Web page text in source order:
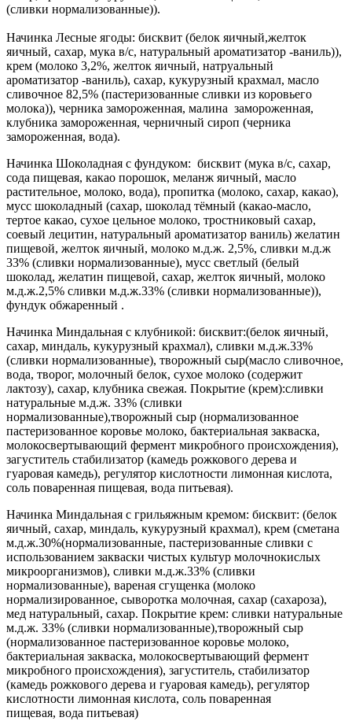
(сливки нормализованные)).
Начинка Лесные ягоды: бисквит (белок яичный,желток
яичный, сахар, мука в/с, натуральный ароматизатор -ваниль)),
крем (молоко 3,2%, желток яичный, натруальный
ароматизатор -ваниль), сахар, кукурузный крахмал, масло
сливочное 82,5% (пастеризованные сливки из коровьего
молока)), черника замороженная, малина замороженная,
клубника замороженная, черничный сироп (черника
замороженная, вода).
Начинка Шоколадная с фундуком: бисквит (мука в/с, сахар,
сода пищевая, какао порошок, меланж яичный, масло
растительное, молоко, вода), пропитка (молоко, сахар, какао),
мусс шоколадный (сахар, шоколад тёмный (какао-масло,
тертое какао, сухое цельное молоко, тростниковый сахар,
соевый лецитин, натуральный ароматизатор ваниль) желатин
пищевой, желток яичный, молоко м.д.ж. 2,5%, сливки м.д.ж
33% (сливки нормализованные), мусс светлый (белый
шоколад, желатин пищевой, сахар, желток яичный, молоко
м.д.ж.2,5% сливки м.д.ж.33% (сливки нормализованные)),
фундук обжаренный .
Начинка Миндальная с клубникой: бисквит:(белок яичный,
сахар, миндаль, кукурузный крахмал), сливки м.д.ж.33%
(сливки нормализованные), творожный сыр(масло сливочное,
вода, творог, молочный белок, сухое молоко (содержит
лактозу), сахар, клубника свежая. Покрытие (крем):сливки
натуральные м.д.ж. 33% (сливки
нормализованные),творожный сыр (нормализованное
пастеризованное коровье молоко, бактериальная закваска,
молокосвертывающий фермент микробного происхождения),
загуститель стабилизатор (камедь рожкового дерева и
гуаровая камедь), регулятор кислотности лимонная кислота,
соль поваренная пищевая, вода питьевая).
Начинка Миндальная с грильяжным кремом: бисквит: (белок
яичный, сахар, миндаль, кукурузный крахмал), крем (сметана
м.д.ж.30%(нормализованные, пастеризованные сливки с
использованием закваски чистых культур молочнокислых
микроорганизмов), сливки м.д.ж.33% (сливки
нормализованные), вареная сгущенка (молоко
нормализированное, сыворотка молочная, сахар (сахароза),
мед натуральный, сахар. Покрытие крем: сливки натуральные
м.д.ж. 33% (сливки нормализованные),творожный сыр
(нормализованное пастеризованное коровье молоко,
бактериальная закваска, молокосвертывающий фермент
микробного происхождения), загуститель, стабилизатор
(камедь рожкового дерева и гуаровая камедь), регулятор
кислотности лимонная кислота, соль поваренная
пищевая, вода питьевая)